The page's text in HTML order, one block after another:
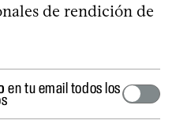
de rendición de
en tu email todos los